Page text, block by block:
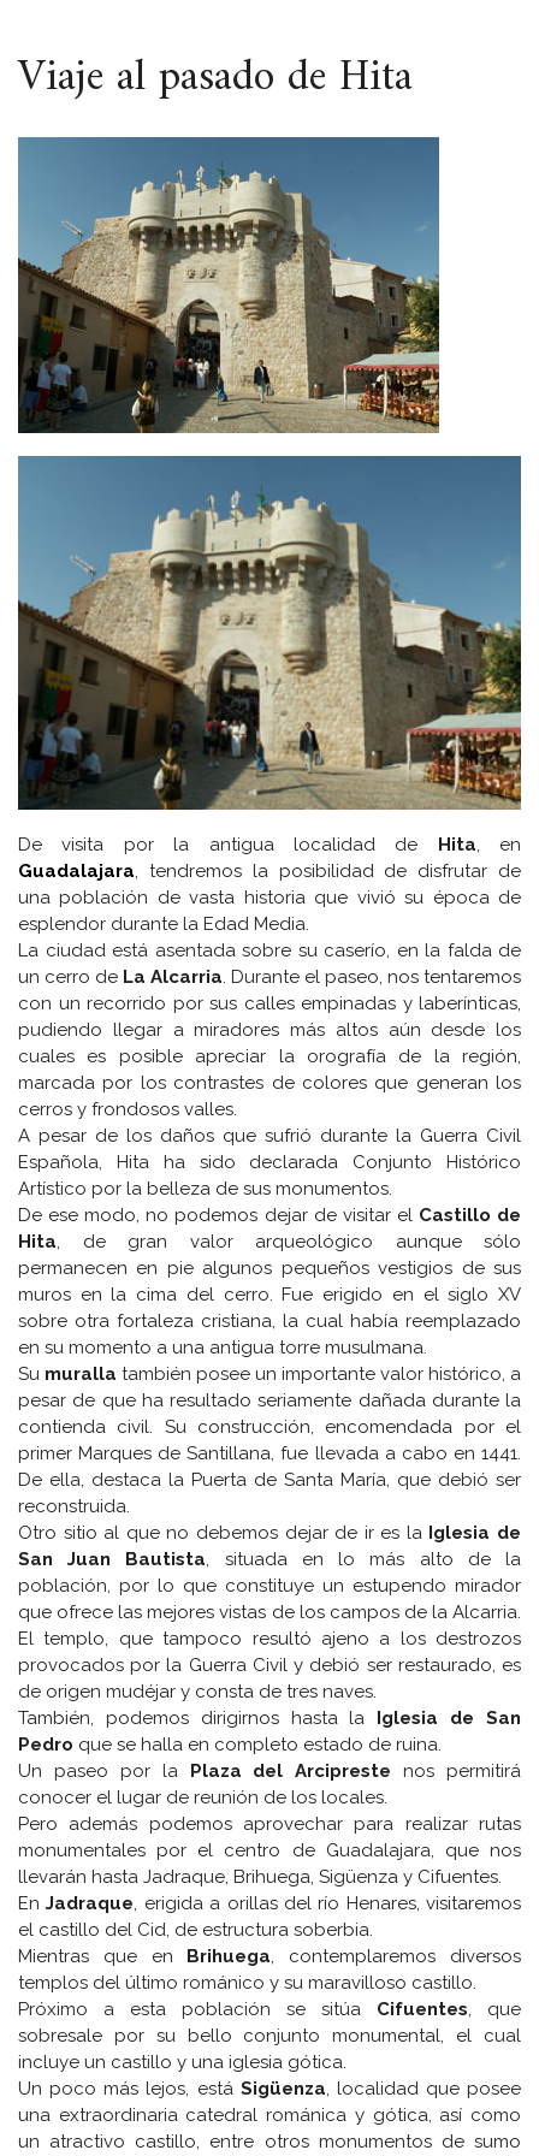
ESPACIO
Viaje al pasado de Hita
De visita por la antigua localidad de Hita, en
Guadalajara, tendremos la posibilidad de disfrutar de
una población de vasta historia que vivió su época de
esplendor durante la Edad Media.
La ciudad está asentada sobre su caserío, en la falda de
un cerro de La Alcarria. Durante el paseo, nos tentaremos
con un recorrido por sus calles empinadas y laberínticas,
pudiendo llegar a miradores más altos aún desde los
cuales es posible apreciar la orografía de la región,
marcada por los contrastes de colores que generan los
cerros y frondosos valles.
A pesar de los daños que sufrió durante la Guerra Civil
Española, Hita ha sido declarada Conjunto Histórico
Artístico por la belleza de sus monumentos.
De ese modo, no podemos dejar de visitar el Castillo de
Hita, de gran valor arqueológico aunque sólo
permanecen en pie algunos pequeños vestigios de sus
muros en la cima del cerro. Fue erigido en el siglo XV
sobre otra fortaleza cristiana, la cual había reemplazado
en su momento a una antigua torre musulmana.
Su muralla también posee un importante valor histórico, a
pesar de que ha resultado seriamente dañada durante la
contienda civil. Su construcción, encomendada por el
primer Marques de Santillana, fue llevada a cabo en 1441.
De ella, destaca la Puerta de Santa María, que debió ser
reconstruida.
Otro sitio al que no debemos dejar de ir es la Iglesia de
San Juan Bautista, situada en lo más alto de la
población, por lo que constituye un estupendo mirador
que ofrece las mejores vistas de los campos de la Alcarria.
El templo, que tampoco resultó ajeno a los destrozos
provocados por la Guerra Civil y debió ser restaurado, es
de origen mudéjar y consta de tres naves.
También, podemos dirigirnos hasta la Iglesia de San
Pedro que se halla en completo estado de ruina.
Un paseo por laPlaza del Arcipreste nos permitirá
conocer el lugar de reunión de los locales.
Pero además podemos aprovechar para realizar rutas
monumentales por el centro de Guadalajara, que nos
llevarán hasta Jadraque, Brihuega, Sigüenza y Cifuentes.
EnJadraque, erigida a orillas del río Henares, visitaremos
el castillo del Cid, de estructura soberbia.
Mientras que en Brihuega, contemplaremos diversos
templos del último románico y su maravilloso castillo.
Próximo a esta población se sitúa Cifuentes, que
sobresale por su bello conjunto monumental, el cual
incluye un castillo y una iglesia gótica.
Un poco más lejos, está Sigüenza, localidad que posee
una extraordinaria catedral románica y gótica, así como
un atractivo castillo, entre otros monumentos de sumo